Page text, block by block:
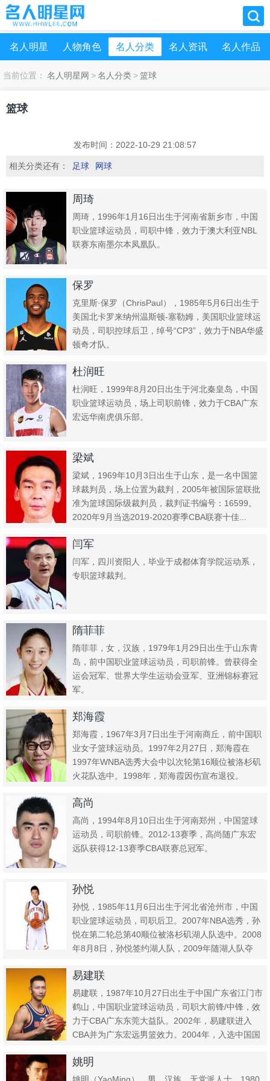
名人明星 人物角色 名人分类 名人资讯 名人作品
当前位置： 名人明星网 >名人分类 >篮球
篮球
发布时间：2022-10-29 21:08:57
相关分类还有： 足球 网球
周琦
周琦，1996年1月16日出生于河南省新乡市，中国
职业篮球运动员，司职中锋，效力于澳大利亚NBL
联赛东南墨尔本凤凰队。
保罗
克里斯·保罗（ChrisPaul），1985年5月6日出生于
美国北卡罗来纳州温斯顿-塞勒姆，美国职业篮球运
动员，司职控球后卫，绰号“CP3”，效力于NBA华盛
顿奇才队。
杜润旺
杜润旺，1999年8月20日出生于河北秦皇岛，中国
职业篮球运动员，场上司职前锋，效力于CBA广东
宏远华南虎俱乐部。
梁斌
梁斌，1969年10月3日出生于山东，是一名中国篮
球裁判员，场上位置为裁判，2005年被国际篮联批
准为篮球国际级裁判员，裁判证书编号：16599。
2020年9月当选2019-2020赛季CBA联赛十佳...
闫军
闫军，四川资阳人，毕业于成都体育学院运动系，
专职篮球裁判。
隋菲菲
隋菲菲，女，汉族，1979年1月29日出生于山东青
岛，前中国职业篮球运动员，司职前锋。曾获得全
运会冠军、世界大学生运动会亚军、亚洲锦标赛冠
军。
郑海霞
郑海霞，1967年3月7日出生于河南商丘，前中国职
业女子篮球运动员。1997年2月27日，郑海霞在
1997年WNBA选秀大会中以次轮第16顺位被洛杉矶
火花队选中。1998年，郑海霞因伤宣布退役。
高尚
高尚，1994年8月10日出生于河南郑州，中国篮球
运动员，司职前锋。2012-13赛季，高尚随广东宏
远队获得12-13赛季CBA联赛总冠军。
孙悦
孙悦，1985年11月6日出生于河北省沧州市，中国
职业篮球运动员，司职后卫。2007年NBA选秀，孙
悦在第二轮总第40顺位被洛杉矶湖人队选中。2008
年8月8日，孙悦签约湖人队，2009年随湖人队夺
易建联
易建联，1987年10月27日出生于中国广东省江门市
鹤山，中国职业篮球运动员，司职大前锋/中锋，效
力于CBA广东东莞大益队。2002年，易建联进入
CBA并为广东宏远男篮效力。2004年，入选中国国
姚明